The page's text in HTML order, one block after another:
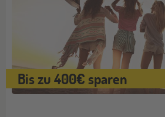
Bis zu 400€ sparen